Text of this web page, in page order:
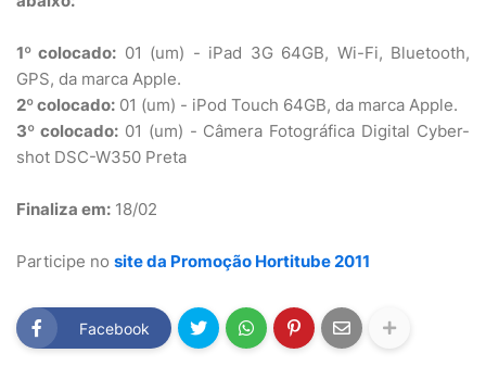
1º colocado: 01 (um) - iPad 3G 64GB, Wi-Fi, Bluetooth,
GPS, da marca Apple.
2º colocado: 01 (um) - iPod Touch 64GB, da marca Apple.
3º colocado:01 (um) - Câmera Fotográfica Digital Cyber-
shot DSC-W350 Preta
Finaliza em: 18/02
Participe no site da Promoção Hortitube 2011
Facebook